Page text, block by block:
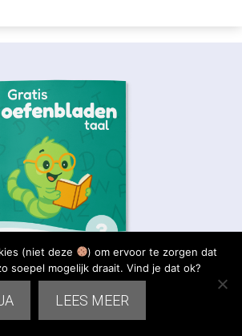
onze Gratis werkbladen taal
(niet deze
) om ervoor te zorgen dat
soepel mogelijk draait. Vind je dat ok?
LEES MEER